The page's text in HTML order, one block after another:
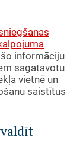
šo informāciju
sagatavotu
vietnē un
saistītus